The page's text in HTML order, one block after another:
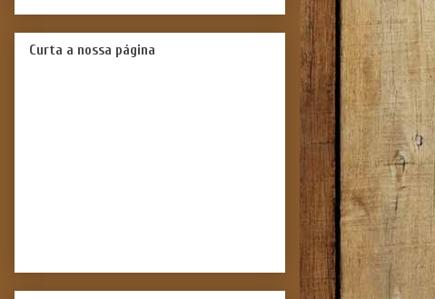
Curta a nossa página